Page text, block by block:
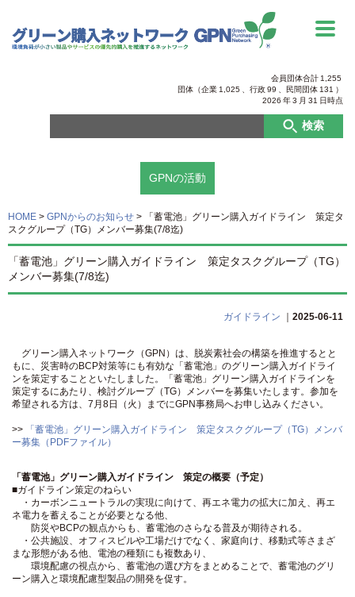
会員団体合計 1,255
団体（企業 1,025 、行政99 民間団体 131 ）
2026 年3 月 31 日時点
検索
GPNの活動
HOME > GPNからのお知らせ >
「蓄電池」グリーン購入ガイドライン 策定タ
スクグループ（TG）メンバー募集(7/8迄)
「蓄電池」グリーン購入ガイドライン 策定タスクグループ（TG）
メンバー募集(7/8迄)
ガイドライン ｜ 2025-06-11
グリーン購入ネットワーク（GPN）は、脱炭素社会の構築を推進するとと
もに、災害時のBCP対策等にも有効な「蓄電池」のグリーン購入ガイドライ
ンを策定することといたしました。「蓄電池」グリーン購入ガイドラインを
策定するにあたり、検討グループ（TG）メンバーを募集いたします。参加を
希望される方は、7月8日（火）までにGPN事務局へお申し込みください。
>>
「蓄電池」グリーン購入ガイドライン 策定タスクグループ（TG）メンバ
ー募集（PDFファイル）
「蓄電池」グリーン購入ガイドライン 策定の概要（予定）
■ガイドライン策定のねらい
・カーボンニュートラルの実現に向けて、再エネ電力の拡大に加え、再エ
ネ電力を蓄えることが必要となる他、
防災やBCPの観点からも、蓄電池のさらなる普及が期待される。
・公共施設、オフィスビルや工場だけでなく、家庭向け、移動式等さまざ
まな形態がある他、電池の種類にも複数あり、
環境配慮の視点から、蓄電池の選び方をまとめることで、蓄電池のグリ
ーン購入と環境配慮型製品の開発を促す。